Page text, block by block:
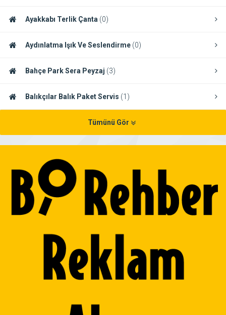
Ayakkabı Terlik Çanta (0)
Aydınlatma Işık Ve Seslendirme (0)
Bahçe Park Sera Peyzaj (3)
Balıkçılar Balık Paket Servis (1)
Tümünü Gör